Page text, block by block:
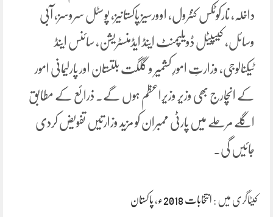
داخلہ، نارکوٹکس کنٹرول، اوورسیز پاکستانیز، پوسٹل سروسز، آبی
وسائل، کیپیٹل ڈویلپمنٹ اینڈ ایڈمنسٹریشن، سائنس اینڈ
ٹیکنالوجی، وزارتِ امورِ کشمیر و گلگت بلتستان اور پارلیمانی امور
کے انچارج بھی وزیر وزیراعظم ہوں گے۔ ذرائع کے مطابق
اگلے مرحلے میں پارٹی ممبران کو مزید وزارتیں تفویض کردی
جائیں گی۔
کیٹاگری میں : انتخابات 2018ء ، پاکستان